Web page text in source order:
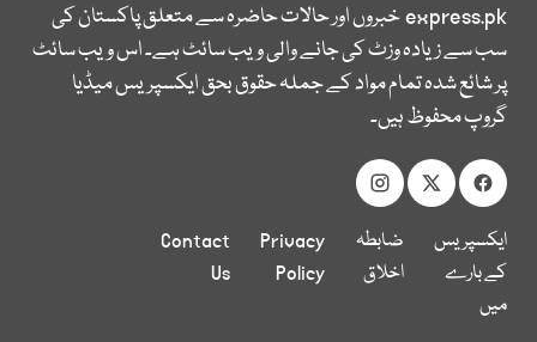
express.pkخبروں اور حالات حاضرہ سے متعلق پاکستان کی
سب سے زیادہ وزٹ کی جانے والی ویب سائٹ ہے۔ اس ویب سائٹ
پر شائع شدہ تمام مواد کے جملہ حقوق بحق ایکسپریس میڈیا
گروپ محفوظ ہیں۔
ایکسپریس
کے بارے
میں
ضابطہ
اخلاق
Privacy
Policy
Contact
Us